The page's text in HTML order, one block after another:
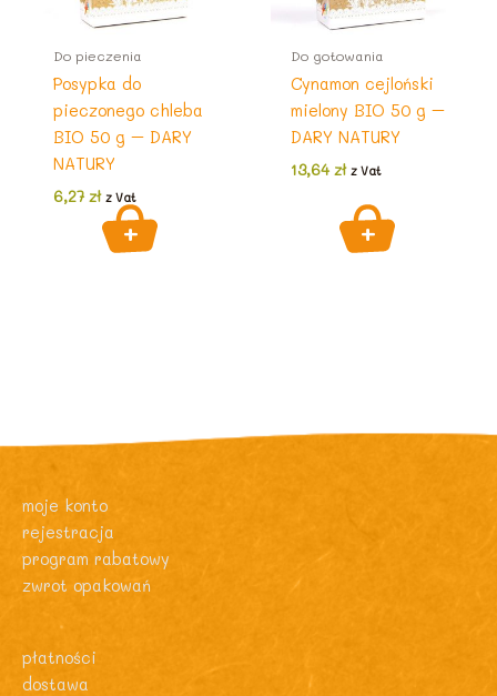
Do pieczenia
Posypka do
pieczonego chleba
BIO 50 g – DARY
NATURY
6,27zł z Vat
Do gotowania
Cynamon cejloński
mielony BIO 50 g –
DARY NATURY
13,64 zł z Vat
moje konto
rejestracja
program rabatowy
zwrot opakowań
płatności
dostawa